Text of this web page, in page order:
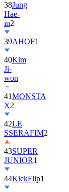
38Jung
Hae-
in2
39AHOF1
40Kim
Ji-
won
41MONSTA
X2
42LE
SSERAFIM2
43SUPER
JUNIOR1
44KickFlip1